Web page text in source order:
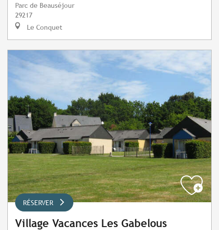
Parc de Beauséjour
29217
Le Conquet
RÉSERVER
Village Vacances Les Gabelous